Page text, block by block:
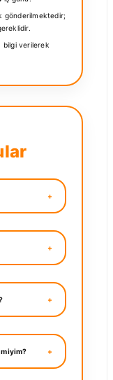
gönderilmektedir;
bilgi verilerek